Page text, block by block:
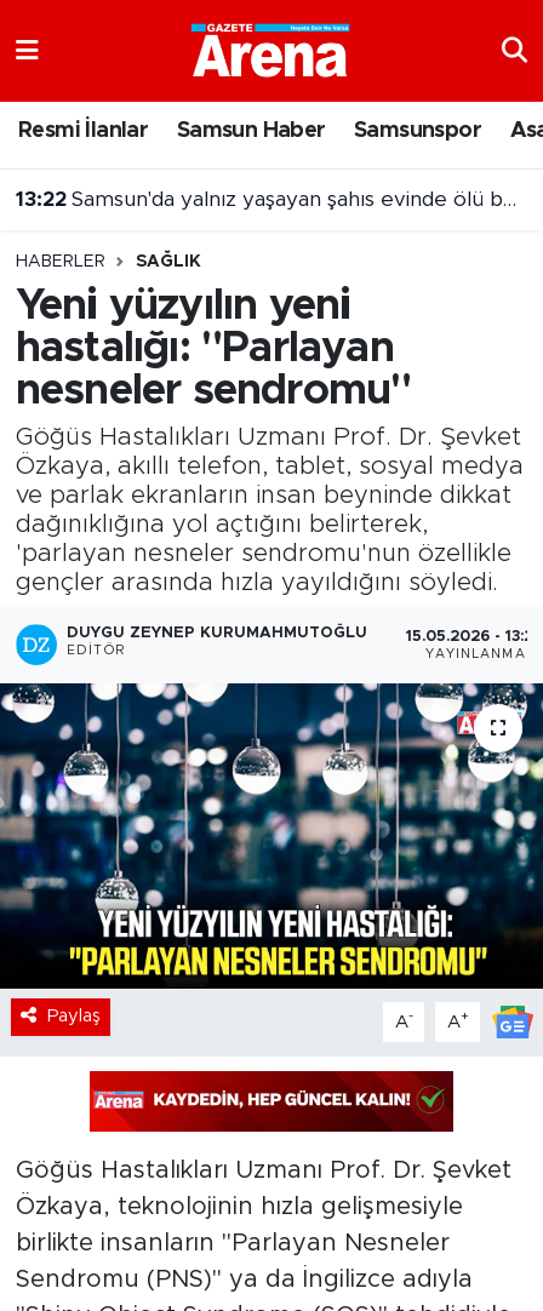
Resmi İlanlar Samsun Haber Samsunspor
13:22 Samsun'da yalnız yaşayan şahıs evinde ölü bulundu
HABERLER SAĞLIK
Yeni yüzyılın yeni
hastalığı: "Parlayan
nesneler sendromu"
Göğüs Hastalıkları Uzmanı Prof. Dr. Şevket
Özkaya, akıllı telefon, tablet, sosyal medya
ve parlak ekranların insan beyninde dikkat
dağınıklığına yol açtığını belirterek,
'parlayan nesneler sendromu'nun özellikle
gençler arasında hızla yayıldığını söyledi.
DUYGU ZEYNEP KURUMAHMUTOĞLU
EDITÖR
15.05.2026 -
YAYINLANMA
Paylaş A- A+
Göğüs Hastalıkları Uzmanı Prof. Dr. Şevket
Özkaya, teknolojinin hızla gelişmesiyle
birlikte insanların "Parlayan Nesneler
Sendromu (PNS)" ya da İngilizce adıyla
Samsun Namaz Vakitleri
Süper Lig Puan Durumu ve Fikstür
Tüm Manşetler
Son Dakika Haberleri
Haber Arşivi